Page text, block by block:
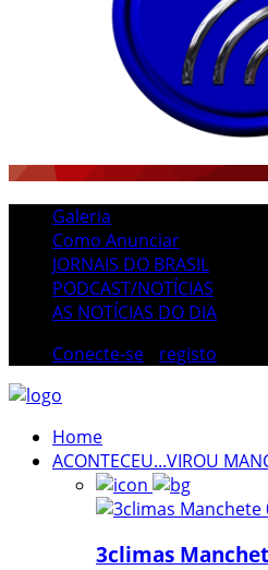
Galeria
Como Anunciar
JORNAIS DO BRASIL
PODCAST/NOTÍCIAS
AS NOTÍCIAS DO DIA
Conecte-se
registo
Home
ACONTECEU...VIROU
3climas